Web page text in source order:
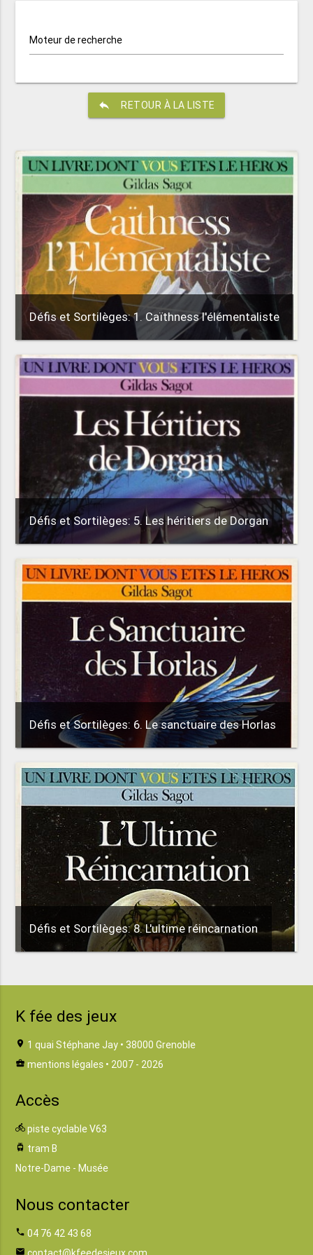
Moteur de recherche
reply RETOUR À LA LISTE
Défis et Sortilèges: 1. Caïthness l'élémentaliste
Défis et Sortilèges: 5. Les héritiers de Dorgan
Défis et Sortilèges: 6. Le sanctuaire des Horlas
Défis et Sortilèges: 8. L'ultime réincarnation
K fée des jeux
location_on 1 quai Stéphane Jay • 38000 Grenoble
business_center mentions légales • 2007 - 2026
Accès
directions_bike piste cyclable V63
tram tram B
Notre-Dame - Musée
Nous contacter
phone 04 76 42 43 68
email